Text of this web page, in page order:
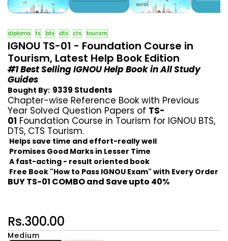
diploma ts bts dts cts tourism
IGNOU TS-01 - Foundation Course in
Tourism, Latest Help Book Edition
#1 Best Selling IGNOU Help Book in All Study
Guides
Bought By: 9339 Students
Chapter-wise Reference Book with Previous
Year Solved Question Papers of TS-
01 Foundation Course in Tourism for IGNOU BTS,
DTS, CTS Tourism.
Helps save time and effort-really well
Promises Good Marks in Lesser Time
A fast-acting - result oriented book
Free Book "How to Pass IGNOU Exam" with Every Order
BUY TS-01 COMBO and Save upto 40%
Rs.300.00
Medium